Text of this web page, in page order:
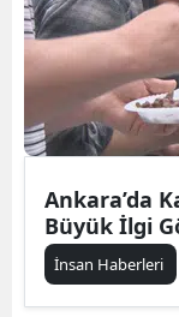
Ankara’da
Büyük İlgi
İnsan Haberleri